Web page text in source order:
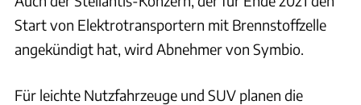
Start von Elektrotransportern mit Brennstoffzelle
angekündigt hat, wird Abnehmer von Symbio.
Für leichte Nutzfahrzeuge und SUV planen die